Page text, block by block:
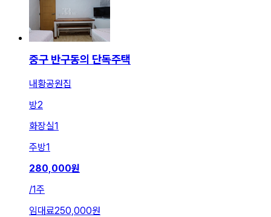
중구 반구동의 단독주택
내황공원집
방2
화장실1
주방1
280,000원
/1주
임대료250,000원